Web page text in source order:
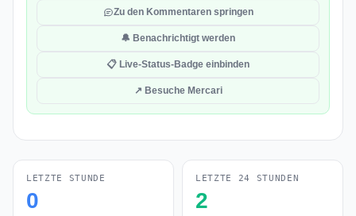
Zu den Kommentaren springen
🔔 Benachrichtigt werden
📋 Live-Status-Badge einbinden
↗ Besuche Mercari
LETZTE STUNDE
0
LETZTE 24 STUNDEN
2